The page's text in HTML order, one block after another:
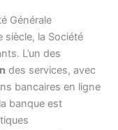
Générale
siècle, la Société
L’un des
des services, avec
bancaires en ligne
banque est